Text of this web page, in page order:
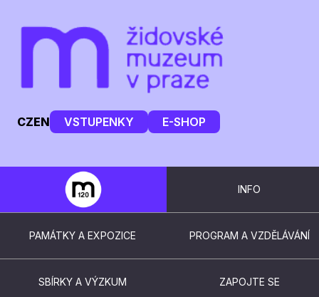
CZEN VSTUPENKY E-SHOP
INFO
PAMÁTKY A EXPOZICE PROGRAM A VZDĚLÁVÁNÍ
SBÍRKY A VÝZKUM ZAPOJTE SE